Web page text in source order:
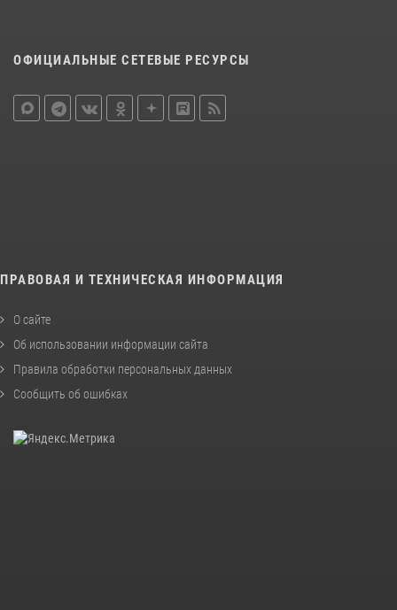
ОФИЦИАЛЬНЫЕ СЕТЕВЫЕ РЕСУРСЫ
ПРАВОВАЯ И ТЕХНИЧЕСКАЯ ИНФОРМАЦИЯ
О сайте
Об использовании информации сайта
Правила обработки персональных данных
Сообщить об ошибках